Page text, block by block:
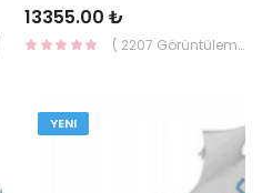
13355.00 ₺
( 2207 Görüntüleme )
YENI